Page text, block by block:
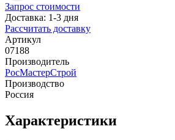
Запрос стоимости
Доставка: 1-3 дня
Рассчитать доставку
Артикул
07188
Производитель
РосМастерСтрой
Производство
Россия
Характеристики